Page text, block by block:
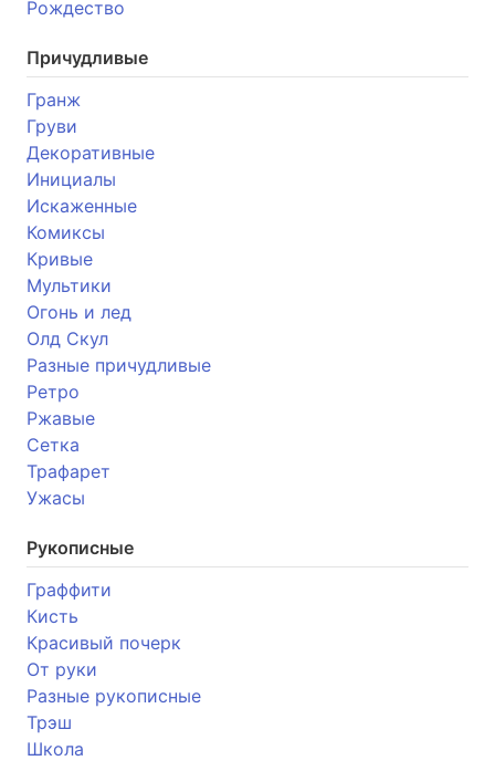
Рождество
Причудливые
Гранж
Груви
Декоративные
Инициалы
Искаженные
Комиксы
Кривые
Мультики
Огонь и лед
Олд Скул
Разные причудливые
Ретро
Ржавые
Сетка
Трафарет
Ужасы
Рукописные
Граффити
Кисть
Красивый почерк
От руки
Разные рукописные
Трэш
Школа